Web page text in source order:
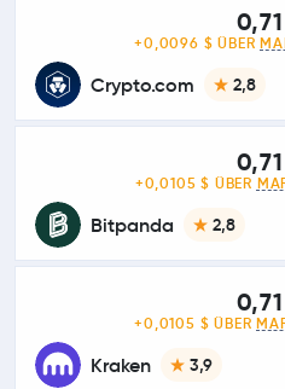
Crypto.com 2,8
+0,0096 $ ÜBER
Bitpanda 2,8
+0,0105 $ ÜBER
Kraken 3,9
+0,0105 $ ÜBER